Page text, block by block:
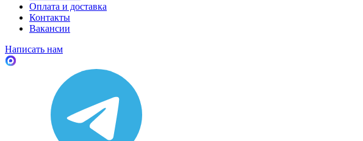
Оплата и доставка
Контакты
Вакансии
Написать нам